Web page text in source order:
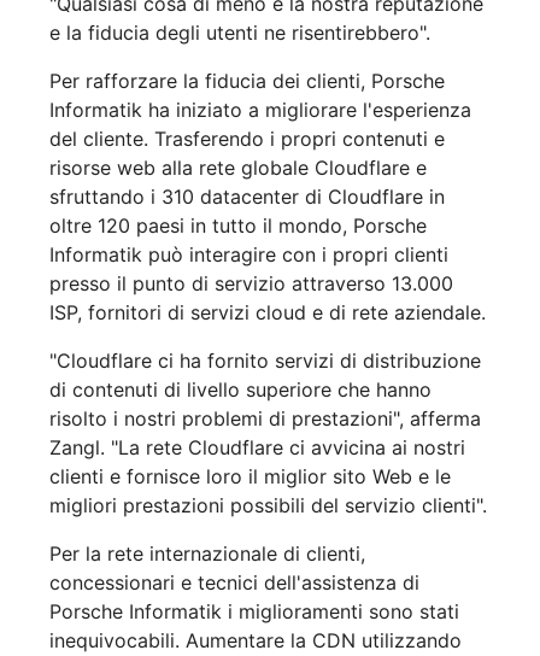
e la fiducia degli utenti ne risentirebbero".
Per rafforzare la fiducia dei clienti, Porsche
Informatik ha iniziato a migliorare l'esperienza
del cliente. Trasferendo i propri contenuti e
risorse web alla rete globale Cloudflare e
sfruttando i 310 datacenter di Cloudflare in
oltre 120 paesi in tutto il mondo, Porsche
Informatik può interagire con i propri clienti
presso il punto di servizio attraverso 13.000
ISP, fornitori di servizi cloud e di rete aziendale.
"Cloudflare ci ha fornito servizi di distribuzione
di contenuti di livello superiore che hanno
risolto i nostri problemi di prestazioni", afferma
Zangl. "La rete Cloudflare ci avvicina ai nostri
clienti e fornisce loro il miglior sito Web e le
migliori prestazioni possibili del servizio clienti".
Per la rete internazionale di clienti,
concessionari e tecnici dell'assistenza di
Porsche Informatik i miglioramenti sono stati
inequivocabili. Aumentare la CDN utilizzando